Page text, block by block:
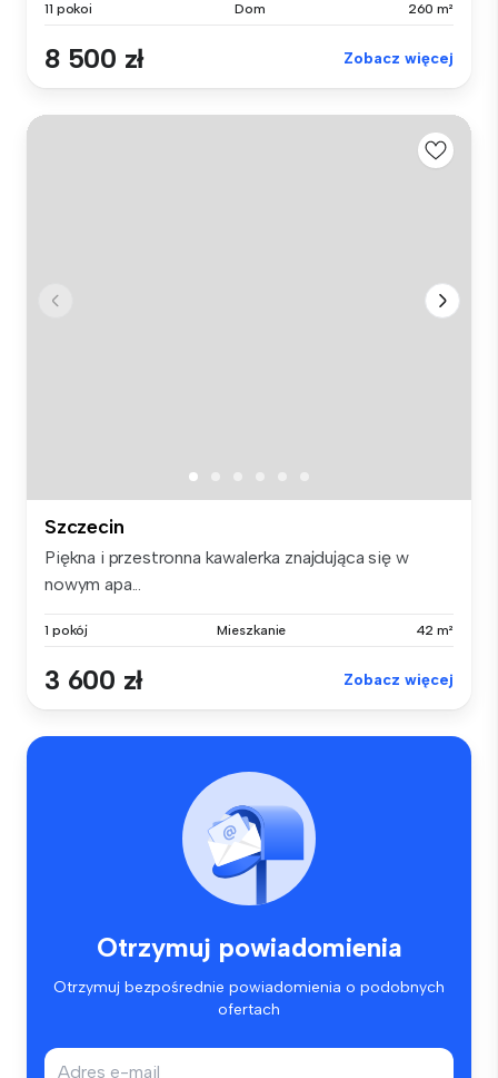
11 pokoi Dom 260 m²
8 500 zł Zobacz więcej
Szczecin
Piękna i przestronna kawalerka znajdująca się w
nowym apa...
1 pokój Mieszkanie 42 m²
3 600 zł Zobacz więcej
Otrzymuj powiadomienia
Otrzymuj bezpośrednie powiadomienia o podobnych
ofertach